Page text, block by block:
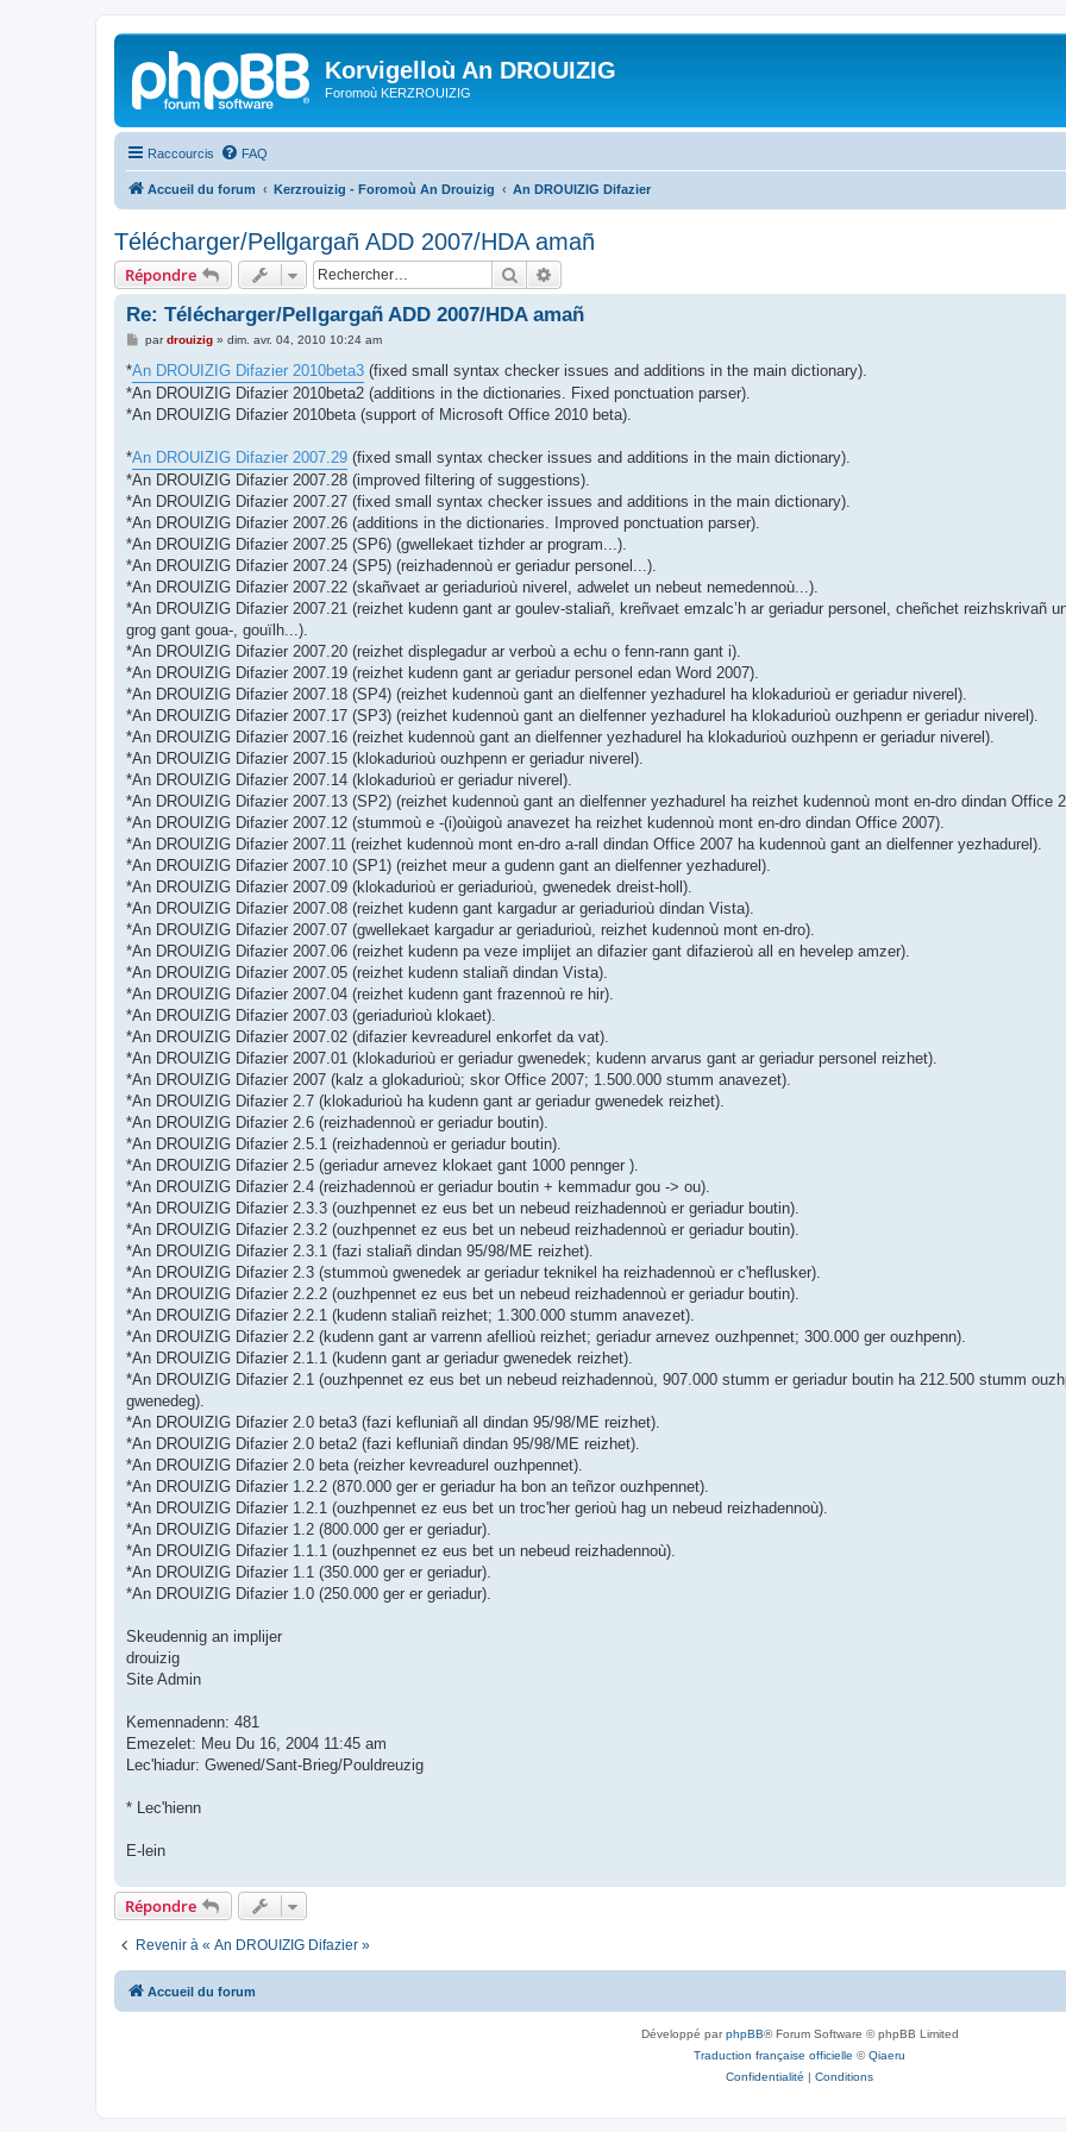
Korvigelloù An DROUIZIG
Foromoù KERZROUIZIG
Raccourcis FAQ
Accueil du forum Kerzrouizig - Foromoù An Drouizig An DROUIZIG Difazier
Télécharger/Pellgargañ ADD 2007/HDA amañ
Répondre Rechercher
Re: Télécharger/Pellgargañ ADD 2007/HDA amañ
M
s
s
a
g
e
pardrouizig» dim. avr. 04, 2010 10:24 am
*An DROUIZIG Difazier 2010beta3 (fixed small syntax checker issues and additions in the main dictionary).
*An DROUIZIG Difazier 2010beta2 (additions in the dictionaries. Fixed ponctuation parser).
*An DROUIZIG Difazier 2010beta (support of Microsoft Office 2010 beta).
*An DROUIZIG Difazier 2007.29 (fixed small syntax checker issues and additions in the main dictionary).
*An DROUIZIG Difazier 2007.28 (improved filtering of suggestions).
*An DROUIZIG Difazier 2007.27 (fixed small syntax checker issues and additions in the main dictionary).
*An DROUIZIG Difazier 2007.26 (additions in the dictionaries. Improved ponctuation parser).
*An DROUIZIG Difazier 2007.25 (SP6) (gwellekaet tizhder ar program...).
*An DROUIZIG Difazier 2007.24 (SP5) (reizhadennoù er geriadur personel...).
*An DROUIZIG Difazier 2007.22 (skañvaet ar geriadurioù niverel, adwelet un nebeut nemedennoù...).
*An DROUIZIG Difazier 2007.21 (reizhet kudenn gant ar goulev-staliañ, kreñvaet emzalc’h ar geriadur personel, cheñchet reizhskrivañ
grog gant goua-, gouïlh...).
*An DROUIZIG Difazier 2007.20 (reizhet displegadur ar verboù a echu o fenn-rann gant i).
*An DROUIZIG Difazier 2007.19 (reizhet kudenn gant ar geriadur personel edan Word 2007).
*An DROUIZIG Difazier 2007.18 (SP4) (reizhet kudennoù gant an dielfenner yezhadurel ha klokadurioù er geriadur niverel).
*An DROUIZIG Difazier 2007.17 (SP3) (reizhet kudennoù gant an dielfenner yezhadurel ha klokadurioù ouzhpenn er geriadur niverel).
*An DROUIZIG Difazier 2007.16 (reizhet kudennoù gant an dielfenner yezhadurel ha klokadurioù ouzhpenn er geriadur niverel).
*An DROUIZIG Difazier 2007.15 (klokadurioù ouzhpenn er geriadur niverel).
*An DROUIZIG Difazier 2007.14 (klokadurioù er geriadur niverel).
*An DROUIZIG Difazier 2007.13 (SP2) (reizhet kudennoù gant an dielfenner yezhadurel ha reizhet kudennoù mont en-dro dindan Office
*An DROUIZIG Difazier 2007.12 (stummoù e -(i)oùigoù anavezet ha reizhet kudennoù mont en-dro dindan Office 2007).
*An DROUIZIG Difazier 2007.11 (reizhet kudennoù mont en-dro a-rall dindan Office 2007 ha kudennoù gant an dielfenner yezhadurel).
*An DROUIZIG Difazier 2007.10 (SP1) (reizhet meur a gudenn gant an dielfenner yezhadurel).
*An DROUIZIG Difazier 2007.09 (klokadurioù er geriadurioù, gwenedek dreist-holl).
*An DROUIZIG Difazier 2007.08 (reizhet kudenn gant kargadur ar geriadurioù dindan Vista).
*An DROUIZIG Difazier 2007.07 (gwellekaet kargadur ar geriadurioù, reizhet kudennoù mont en-dro).
*An DROUIZIG Difazier 2007.06 (reizhet kudenn pa veze implijet an difazier gant difazieroù all en hevelep amzer).
*An DROUIZIG Difazier 2007.05 (reizhet kudenn staliañ dindan Vista).
*An DROUIZIG Difazier 2007.04 (reizhet kudenn gant frazennoù re hir).
*An DROUIZIG Difazier 2007.03 (geriadurioù klokaet).
*An DROUIZIG Difazier 2007.02 (difazier kevreadurel enkorfet da vat).
*An DROUIZIG Difazier 2007.01 (klokadurioù er geriadur gwenedek; kudenn arvarus gant ar geriadur personel reizhet).
*An DROUIZIG Difazier 2007 (kalz a glokadurioù; skor Office 2007; 1.500.000 stumm anavezet).
*An DROUIZIG Difazier 2.7 (klokadurioù ha kudenn gant ar geriadur gwenedek reizhet).
*An DROUIZIG Difazier 2.6 (reizhadennoù er geriadur boutin).
*An DROUIZIG Difazier 2.5.1 (reizhadennoù er geriadur boutin).
*An DROUIZIG Difazier 2.5 (geriadur arnevez klokaet gant 1000 pennger ).
*An DROUIZIG Difazier 2.4 (reizhadennoù er geriadur boutin + kemmadur gou -> ou).
*An DROUIZIG Difazier 2.3.3 (ouzhpennet ez eus bet un nebeud reizhadennoù er geriadur boutin).
*An DROUIZIG Difazier 2.3.2 (ouzhpennet ez eus bet un nebeud reizhadennoù er geriadur boutin).
*An DROUIZIG Difazier 2.3.1 (fazi staliañ dindan 95/98/ME reizhet).
*An DROUIZIG Difazier 2.3 (stummoù gwenedek ar geriadur teknikel ha reizhadennoù er c'heflusker).
*An DROUIZIG Difazier 2.2.2 (ouzhpennet ez eus bet un nebeud reizhadennoù er geriadur boutin).
*An DROUIZIG Difazier 2.2.1 (kudenn staliañ reizhet; 1.300.000 stumm anavezet).
*An DROUIZIG Difazier 2.2 (kudenn gant ar varrenn afellioù reizhet; geriadur arnevez ouzhpennet; 300.000 ger ouzhpenn).
*An DROUIZIG Difazier 2.1.1 (kudenn gant ar geriadur gwenedek reizhet).
*An DROUIZIG Difazier 2.1 (ouzhpennet ez eus bet un nebeud reizhadennoù, 907.000 stumm er geriadur boutin ha 212.500 stumm
gwenedeg).
*An DROUIZIG Difazier 2.0 beta3 (fazi kefluniañ all dindan 95/98/ME reizhet).
*An DROUIZIG Difazier 2.0 beta2 (fazi kefluniañ dindan 95/98/ME reizhet).
*An DROUIZIG Difazier 2.0 beta (reizher kevreadurel ouzhpennet).
*An DROUIZIG Difazier 1.2.2 (870.000 ger er geriadur ha bon an teñzor ouzhpennet).
*An DROUIZIG Difazier 1.2.1 (ouzhpennet ez eus bet un troc'her gerioù hag un nebeud reizhadennoù).
*An DROUIZIG Difazier 1.2 (800.000 ger er geriadur).
*An DROUIZIG Difazier 1.1.1 (ouzhpennet ez eus bet un nebeud reizhadennoù).
*An DROUIZIG Difazier 1.1 (350.000 ger er geriadur).
*An DROUIZIG Difazier 1.0 (250.000 ger er geriadur).
Skeudennig an implijer
drouizig
Site Admin
Kemennadenn: 481
Emezelet: Meu Du 16, 2004 11:45 am
Lec'hiadur: Gwened/Sant-Brieg/Pouldreuzig
* Lec'hienn
E-lein
Répondre
Revenir à « An DROUIZIG Difazier »
Accueil du forum
Développé parphpBB® Forum Software © phpBB Limited
Traduction française officielle ©Qiaeru
Confidentialité | Conditions